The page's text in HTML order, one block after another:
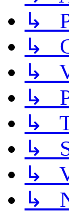
↳
↳
↳
↳
↳
↳
↳
↳